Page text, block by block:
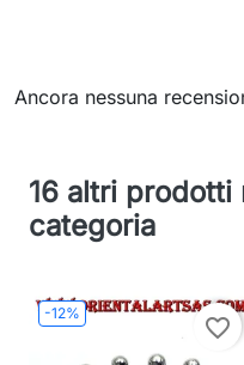
Ancora nessuna
16 altri prodotti
categoria
-12%
favorite_border